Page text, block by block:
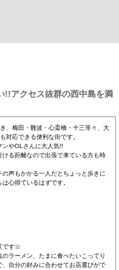
!!アクセス抜群の西中島を満
、梅田・難波・心斎橋・十三等々、大
対応できる便利な街です。
ンやOLさんに大人気!!
る距離なので出張で来ている方も時
声もかかる一人だとちょっと歩きに
心得ているはずです。
です☆
ラーメン、たまに食べたいこってり
自分の好みに合わせてお店選びがで